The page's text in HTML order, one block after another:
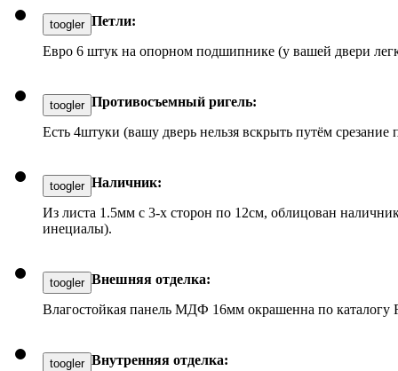
toogler Петли:
Евро 6 штук на опорном подшипнике (у вашей двери
toogler Противосъемный ригель:
Есть 4штуки (вашу дверь нельзя вскрыть путём срезание
toogler Наличник:
Из листа 1.5мм с 3-х сторон по 12см, облицован
инециалы).
toogler Внешняя отделка:
Влагостойкая панель МДФ 16мм окрашенна по каталогу
toogler Внутренняя отделка: